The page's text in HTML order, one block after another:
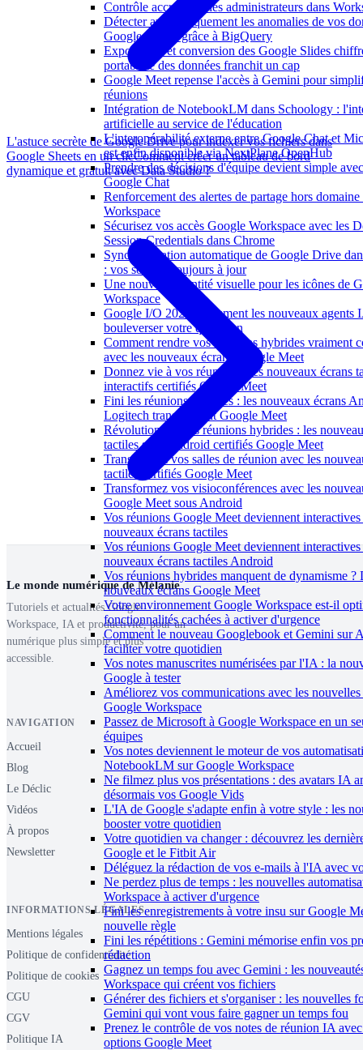
Contrôle accru pour les administrateurs dans
Détecter automatiquement les anomalies de vos
Google Sheets grâce à BigQuery
Exportation et conversion des Google Slides
portabilité des données franchit un cap
Google Meet repense l'accès à Gemini pour
réunions
Intégration de NotebookLM dans Schoology :
artificielle au service de l'éducation
L'interopérabilité externe entre Google Chat et
est enfin disponible via NextPlane OpenHub
Prendre des décisions d'équipe devient simple
Google Chat
Renforcement des alertes de partage hors
Workspace
Sécurisez vos accès Google Workspace avec les
Session Credentials dans Chrome
Synchronisation automatique de Google Drive
: vos sources toujours à jour
Une nouvelle identité visuelle pour les icônes de
Workspace
Google I/O 2026 : comment les nouveaux agents
bouleverser votre quotidien
Comment rendre vos réunions hybrides vraiment
avec les nouveaux écrans Google Meet
Donnez vie à vos réunions : les nouveaux écrans
interactifs certifiés Google Meet
Fini les réunions passives : les nouveaux écrans
Logitech transforment Google Meet
Révolutionnez vos réunions hybrides : les
tactiles sous Android certifiés Google Meet
Transformez vos salles de réunion avec les
tactiles certifiés Google Meet
Transformez vos visioconférences avec les
Google Meet sous Android
Vos réunions Google Meet deviennent
nouveaux écrans tactiles
Vos réunions Google Meet deviennent
nouveaux écrans tactiles Android
Vos réunions hybrides manquent de dynamisme ?
nouveaux écrans Google Meet
Votre environnement Google Workspace est-il
fonctionnalités cachées à activer d'urgence
Comment le nouveau Googlebook et Gemini sur
faciliter votre quotidien
Vos notes manuscrites numérisées par l'IA : la
Google à tester
Améliorez vos communications avec les nouvelles
Google Workspace
Passez de Microsoft à Google Workspace en un
équipes
Vos notes deviennent le moteur de vos
NotebookLM sur Google Workspace
Ne filmez plus vos présentations : des avatars IA
désormais vos Google Vids
L'IA de Google s'adapte enfin à votre style : les
booster votre quotidien
Votre quotidien va changer : découvrez les
Google et le Fitbit Air
Déléguez la rédaction de vos e-mails à l'IA avec
Ne perdez plus de temps : les nouvelles
Workspace à activer d'urgence
Fini les enregistrements à votre insu sur Google
nouvelle règle
Fini les répétitions : Gemini mémorise enfin vos
rédaction
Gagnez un temps fou avec Gemini : les
Workspace qui créent vos fichiers
Générer des fichiers et s'organiser : les nouvelles
Gemini qui vont vous faire gagner un temps fou
Prenez le contrôle de vos notes de réunion IA
options Google Meet
L'astuce secrète de Google Drive pour indexer vos fichiers dans
Google Sheets en un clicComment créer un tableau de bord
dynamique et gratuit avec Data Studio ?
Le monde numérique de Mélanie
Tutoriels et actualités Google
Workspace, IA et productivité, pour un
numérique plus simple et plus
accessible.
NAVIGATION
Accueil
Blog
Le Déclic
Vidéos
À propos
Newsletter
INFORMATIONS LÉGALES
Mentions légales
Politique de confidentialité
Politique de cookies
CGU
CGV
Politique IA